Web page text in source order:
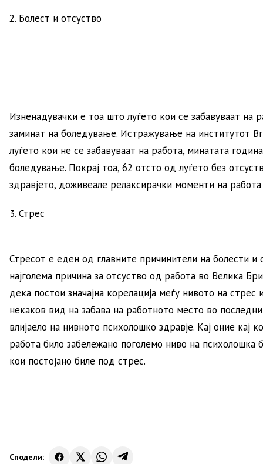
2. Болест и отсуство
Изненадувачки е тоа што луѓето кои се забавуваат на
заминат на боледување. Истражување на институтот
луѓето кои не се забавуваат на работа, минатата
боледување. Покрај тоа, 62 отсто од луѓето без
здравјето, доживеале релаксирачки моменти на
3. Стрес
Стресот е еден од главните причинители на болести и
најголема причина за отсуство од работа во Велика
дека постои значајна корелација меѓу нивото на
некаков вид на забава на работното место во
влијаело на нивното психолошко здравје. Кај оние кај
работа било забележано поголемо ниво на психолошка
кои постојано биле под стрес.
Сподели: